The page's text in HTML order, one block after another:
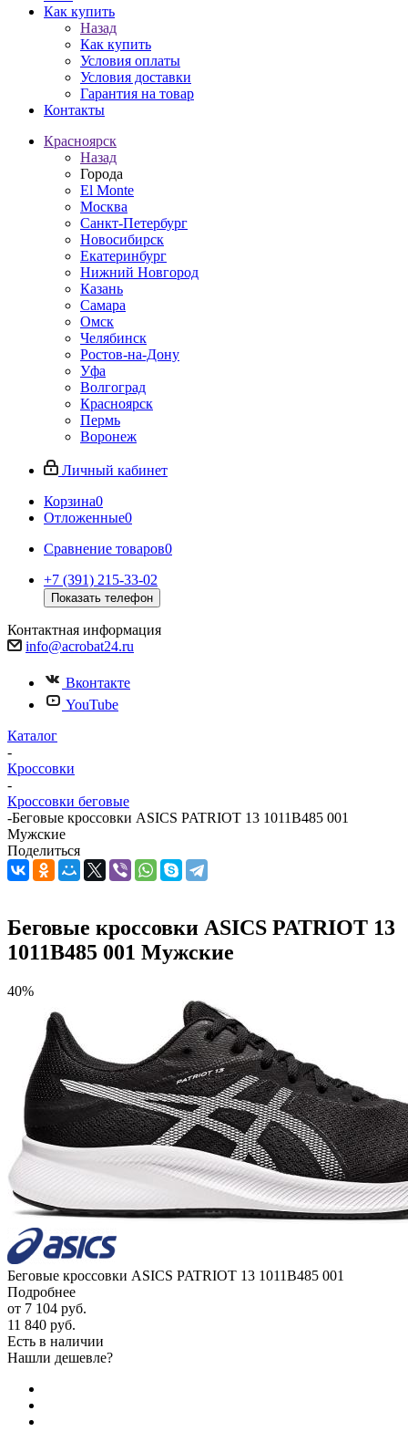
Как купить
Назад
Как купить
Условия оплаты
Условия доставки
Гарантия на товар
Контакты
Красноярск
Назад
Города
El Monte
Москва
Санкт-Петербург
Новосибирск
Екатеринбург
Нижний Новгород
Казань
Самара
Омск
Челябинск
Ростов-на-Дону
Уфа
Волгоград
Красноярск
Пермь
Воронеж
Личный кабинет
Корзина0
Отложенные0
Сравнение товаров0
+7 (391) 215-33-02
Показать телефон
Контактная информация
info@acrobat24.ru
Вконтакте
YouTube
Каталог
-
Кроссовки
-
Кроссовки беговые
-Беговые кроссовки ASICS PATRIOT 13 1011B485 001
Мужские
Поделиться
Беговые кроссовки ASICS PATRIOT 13
1011B485 001 Мужские
40%
Беговые кроссовки ASICS PATRIOT 13 1011B485 001
Подробнее
от 7 104 руб.
11 840 руб.
Есть в наличии
Нашли дешевле?